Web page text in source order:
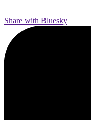
Share with Bluesky